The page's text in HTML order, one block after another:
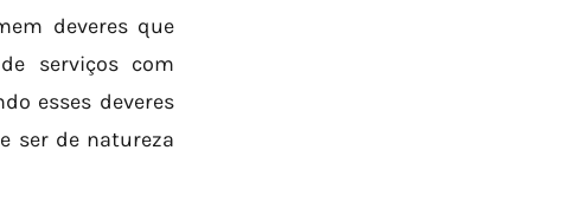
deveres que
serviços com
esses deveres
ser de natureza